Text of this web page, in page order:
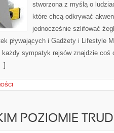
stworzona z myślą o
które chcą odkrywać
jednocześnie szlifować
pływających i Gadżety i Lifestyle
sympatyk rejsów znajdzie coś
POZIOMIE